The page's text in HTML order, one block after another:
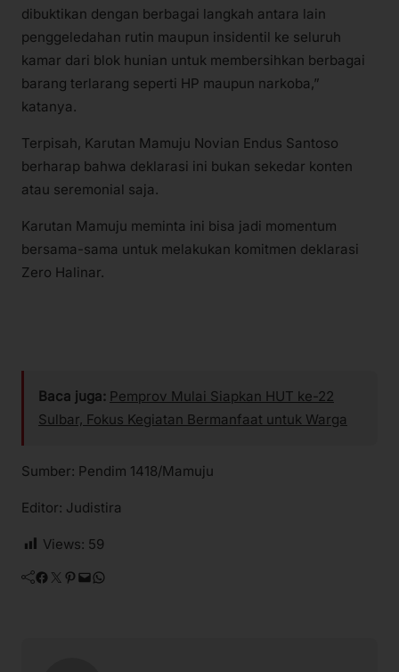
dibuktikan dengan berbagai langkah antara lain
penggeledahan rutin maupun insidentil ke seluruh
kamar dari blok hunian untuk membersihkan berbagai
barang terlarang seperti HP maupun narkoba,”
katanya.
Terpisah, Karutan Mamuju Novian Endus Santoso
berharap bahwa deklarasi ini bukan sekedar konten
atau seremonial saja.
Karutan Mamuju meminta ini bisa jadi momentum
bersama-sama untuk melakukan komitmen deklarasi
Zero Halinar.
Baca juga: Pemprov Mulai Siapkan HUT ke-22
Sulbar, Fokus Kegiatan Bermanfaat untuk Warga
Sumber: Pendim 1418/Mamuju
Editor: Judistira
Views: 59
Facebook Twitter Pinterest Mail WhatsApp